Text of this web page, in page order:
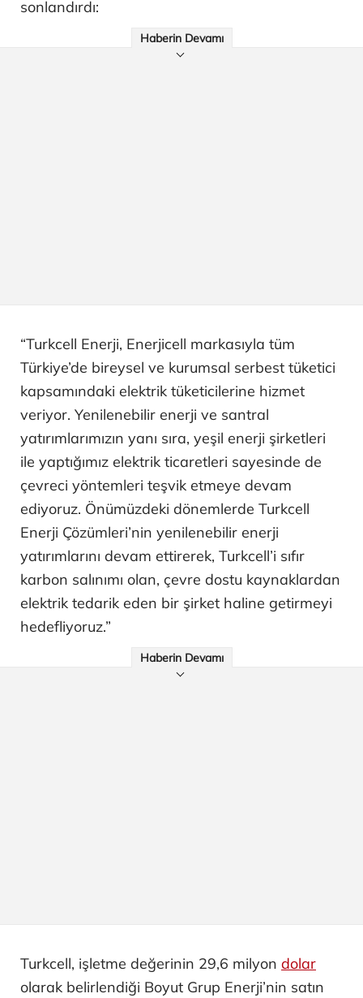
sonlandırdı:
Haberin Devamı
“Turkcell Enerji, Enerjicell markasıyla tüm
Türkiye’de bireysel ve kurumsal serbest tüketici
kapsamındaki elektrik tüketicilerine hizmet
veriyor. Yenilenebilir enerji ve santral
yatırımlarımızın yanı sıra, yeşil enerji şirketleri
ile yaptığımız elektrik ticaretleri sayesinde de
çevreci yöntemleri teşvik etmeye devam
ediyoruz. Önümüzdeki dönemlerde Turkcell
Enerji Çözümleri’nin yenilenebilir enerji
yatırımlarını devam ettirerek, Turkcell’i sıfır
karbon salınımı olan, çevre dostu kaynaklardan
elektrik tedarik eden bir şirket haline getirmeyi
hedefliyoruz.”
Haberin Devamı
Turkcell, işletme değerinin 29,6 milyon dolar
olarak belirlendiği Boyut Grup Enerji’nin satın